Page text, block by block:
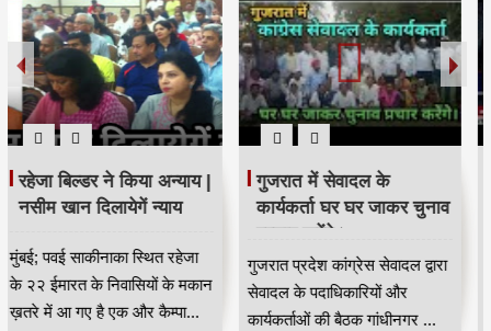
रहेजा बिल्डर ने किया अन्याय |
नसीम खान दिलायेगें न्याय
मुंबई; पवई साकीनाका स्थित रहेजा
के २२ ईमारत के निवासियों के मकान
ख़तरे में आ गए है एक और कैम्पा...
गुजरात में सेवादल के
कार्यकर्ता घर घर जाकर चुनाव
प्रचार करेंगे।
गुजरात प्रदेश कांग्रेस सेवादल द्वारा
सेवादल के पदाधिकारियों और
कार्यकर्ताओं की बैठक गांधीनगर ...